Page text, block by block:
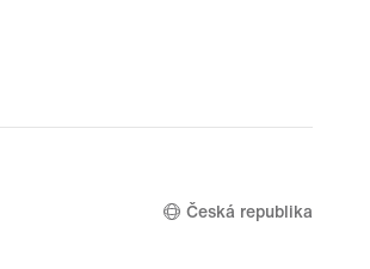
Česká republika